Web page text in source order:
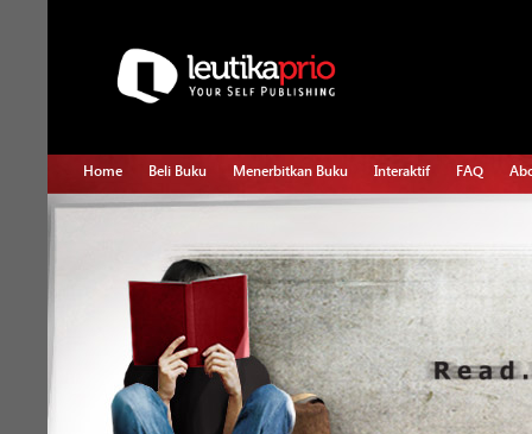
Home Beli Buku Menerbitkan Buku Interaktif FAQ